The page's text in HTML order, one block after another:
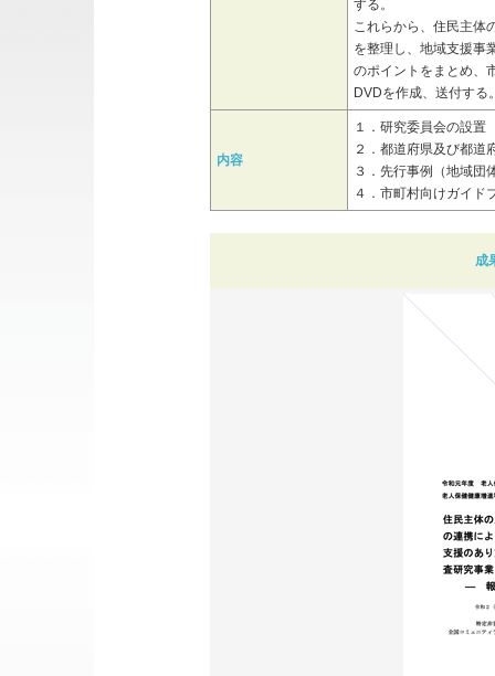
する。
これらから、住民主体
を整理し、地域支援事
のポイントをまとめ、
DVDを作成、送付する
内容
１．研究委員会の設置
２．都道府県及び都道
３．先行事例（地域団
４．市町村向けガイド
成